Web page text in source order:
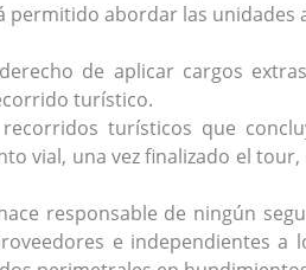
permitido abordar las unidades
de aplicar cargos
turístico.
turísticos que
vial, una vez finalizado el
responsable de ningún
e independientes a